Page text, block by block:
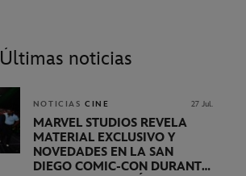
Últimas noticias
NOTICIAS CINE 27 Jul.
MARVEL STUDIOS REVELA
MATERIAL EXCLUSIVO Y
NOVEDADES EN LA SAN
DIEGO COMIC-CON DURANTE